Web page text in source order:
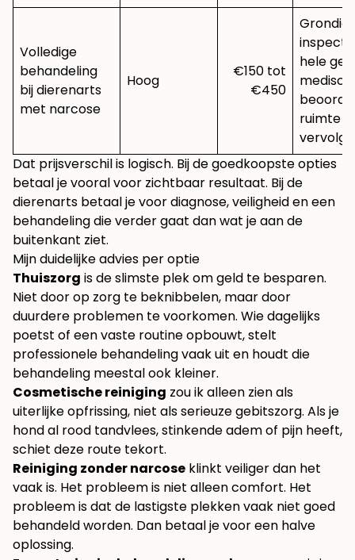
Volledige
behandeling
bij dierenarts
met narcose
Hoog
€150 tot
€450
hele
ruimte
Dat prijsverschil is logisch. Bij de goedkoopste opties
betaal je vooral voor zichtbaar resultaat. Bij de
dierenarts betaal je voor diagnose, veiligheid en een
behandeling die verder gaat dan wat je aan de
buitenkant ziet.
Mijn duidelijke advies per optie
Thuiszorg is de slimste plek om geld te besparen.
Niet door op zorg te beknibbelen, maar door
duurdere problemen te voorkomen. Wie dagelijks
poetst of een vaste routine opbouwt, stelt
professionele behandeling vaak uit en houdt die
behandeling meestal ook kleiner.
Cosmetische reiniging zou ik alleen zien als
uiterlijke opfrissing, niet als serieuze gebitszorg. Als je
hond al rood tandvlees, stinkende adem of pijn heeft,
schiet deze route tekort.
Reiniging zonder narcose klinkt veiliger dan het
vaak is. Het probleem is niet alleen comfort. Het
probleem is dat de lastigste plekken vaak niet goed
behandeld worden. Dan betaal je voor een halve
oplossing.